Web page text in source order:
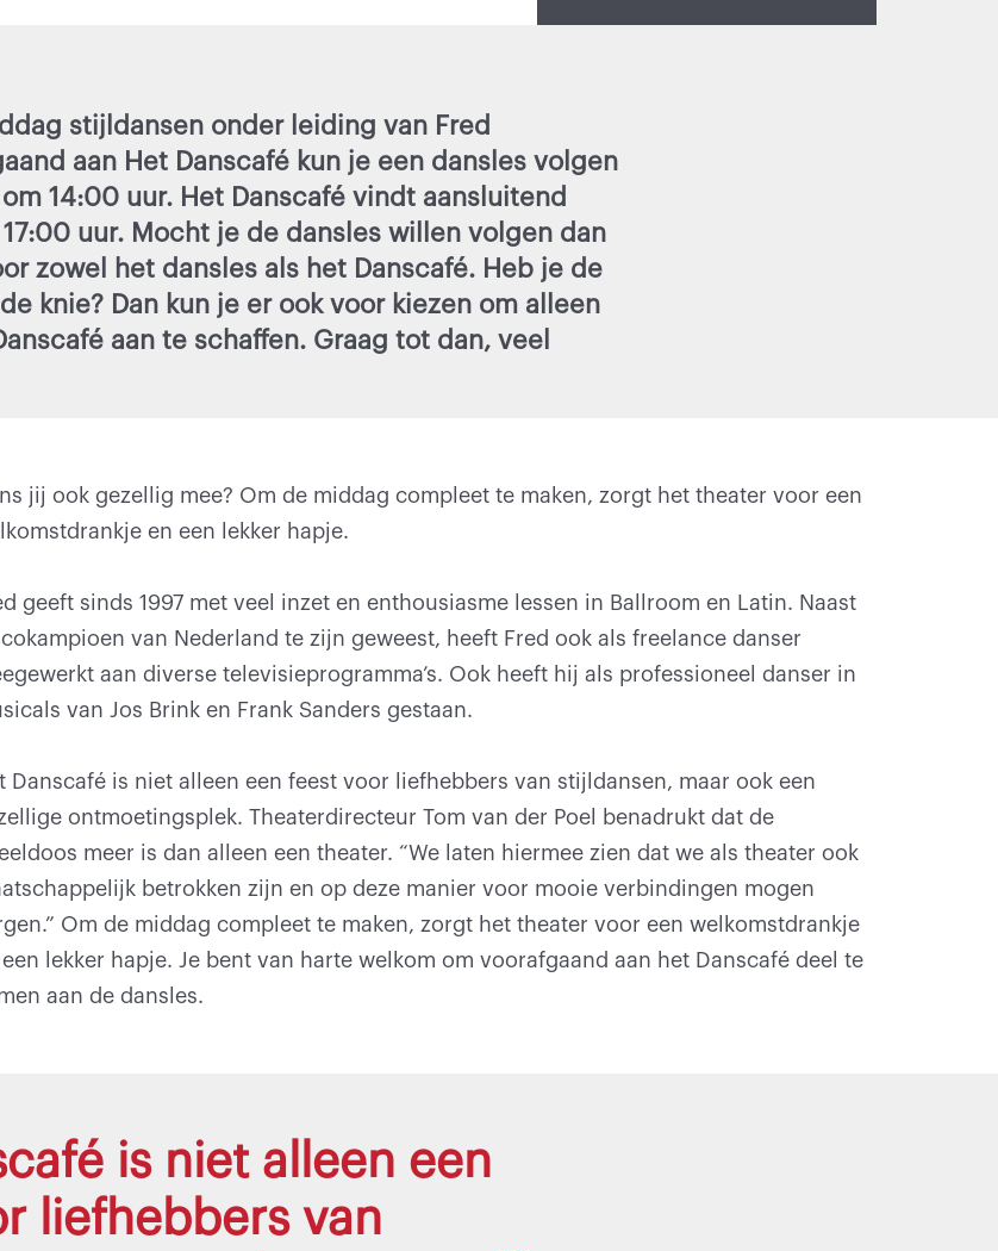
stijldansen onder leiding van Fred
aan Het Danscafé kun je een dansles volgen
14:00 uur. Het Danscafé vindt aansluitend
uur. Mocht je de dansles willen volgen dan
zowel het dansles als het Danscafé. Heb je de
knie? Dan kun je er ook voor kiezen om alleen
aan te schaffen. Graag tot dan, veel
jij ook gezellig mee? Om de middag compleet te maken, zorgt het theater voor een
en een lekker hapje.
geeft sinds 1997 met veel inzet en enthousiasme lessen in Ballroom en Latin. Naast
van Nederland te zijn geweest, heeft Fred ook als freelance danser
aan diverse televisieprogramma’s. Ook heeft hij als professioneel danser in
van Jos Brink en Frank Sanders gestaan.
Danscafé is niet alleen een feest voor liefhebbers van stijldansen, maar ook een
ontmoetingsplek. Theaterdirecteur Tom van der Poel benadrukt dat de
meer is dan alleen een theater. “We laten hiermee zien dat we als theater ook
betrokken zijn en op deze manier voor mooie verbindingen mogen
Om de middag compleet te maken, zorgt het theater voor een welkomstdrankje
lekker hapje. Je bent van harte welkom om voorafgaand aan het Danscafé deel te
aan de dansles.
is niet alleen een
liefhebbers van